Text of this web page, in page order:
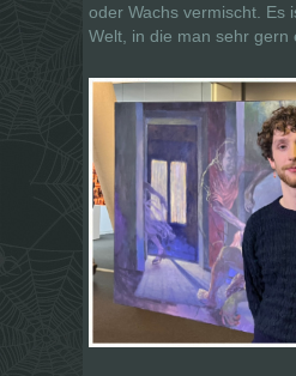
oder Wachs vermischt. Es
Welt, in die man sehr gern